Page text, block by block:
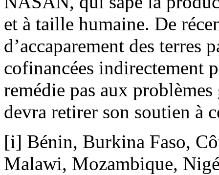
et à taille humaine. De
d’accaparement des terres
cofinancées indirectement
remédie pas aux
devra retirer son soutien à
[i] Bénin, Burkina Faso,
Malawi, Mozambique,